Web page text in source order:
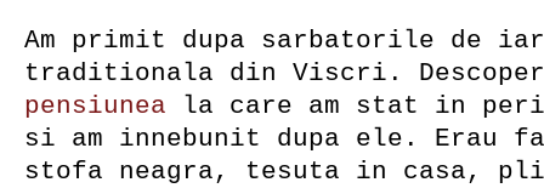
Am primit dupa sarbatorile de
traditionala din Viscri.
pensiunea la care am stat in
si am innebunit dupa ele. Erau
stofa neagra, tesuta in casa,